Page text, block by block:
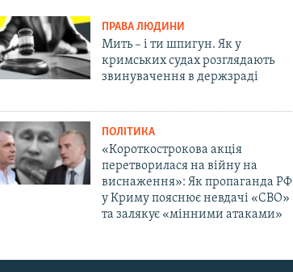
ПРАВА ЛЮДИНИ
Мить – і ти шпигун. Як у
кримських судах розглядають
звинувачення в держзраді
ПОЛІТИКА
«Короткострокова акція
перетворилася на війну на
виснаження»: Як пропаганда РФ
у Криму пояснює невдачі «СВО»
та залякує «мінними атаками»